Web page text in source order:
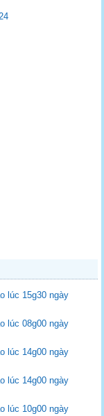
lúc 15g30 ngày
lúc 08g00 ngày
lúc 14g00 ngày
lúc 14g00 ngày
lúc 10g00 ngày